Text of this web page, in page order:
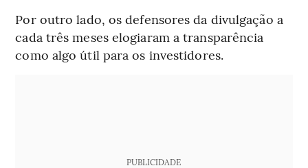
Por outro lado, os defensores da divulgação a
cada três meses elogiaram a transparência
como algo útil para os investidores.
PUBLICIDADE